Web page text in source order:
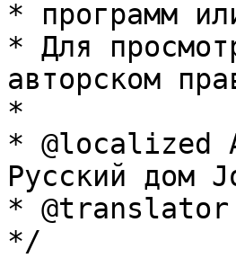
* программ
* Для
авторском
*
* @localized
Русский дом
* @translator
*/